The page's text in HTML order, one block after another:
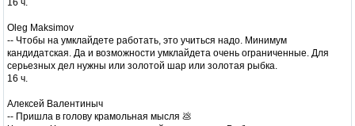
16 ч.
Oleg Maksimov
-- Чтобы на умклайдете работать, это учиться надо. Минимум
кандидатская. Да и возможности умклайдета очень ограниченные. Для
серьезных дел нужны или золотой шар или золотая рыбка.
16 ч.
Алексей Валентиныч
-- Пришла в голову крамольная мысля 💩